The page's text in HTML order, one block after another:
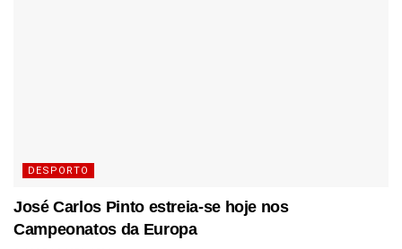
DESPORTO
José Carlos Pinto estreia-se hoje nos
Campeonatos da Europa